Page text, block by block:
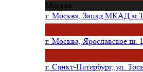
Москва
г. Москва, Запад МКАД
г. Москва, Ярославское ш.
г. Санкт-Петербург, ул.